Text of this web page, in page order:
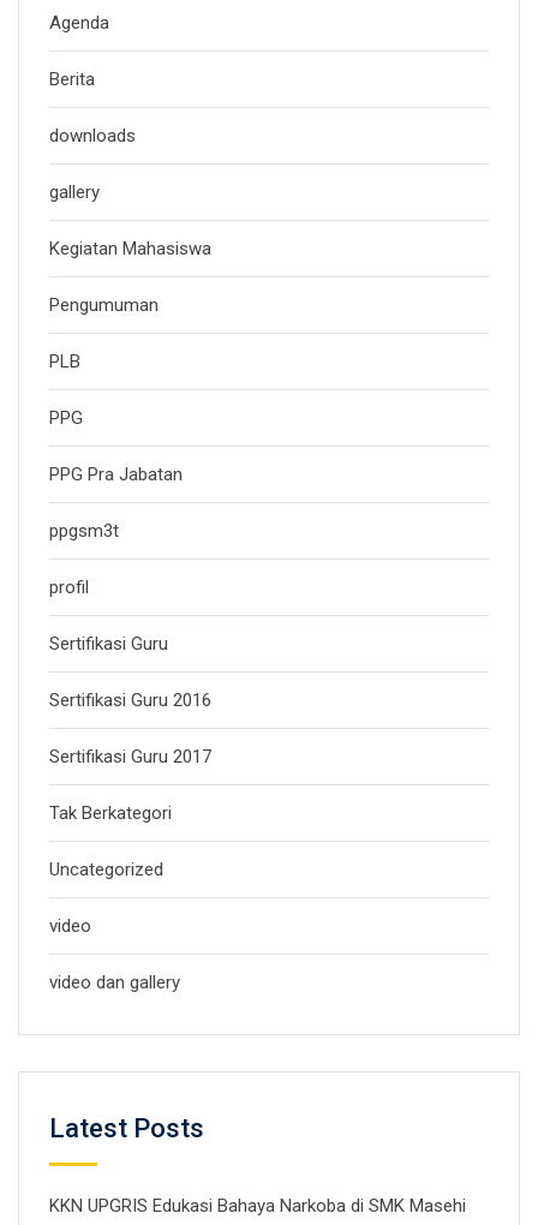
Agenda
Berita
downloads
gallery
Kegiatan Mahasiswa
Pengumuman
PLB
PPG
PPG Pra Jabatan
ppgsm3t
profil
Sertifikasi Guru
Sertifikasi Guru 2016
Sertifikasi Guru 2017
Tak Berkategori
Uncategorized
video
video dan gallery
Latest Posts
KKN UPGRIS Edukasi Bahaya Narkoba di SMK Masehi